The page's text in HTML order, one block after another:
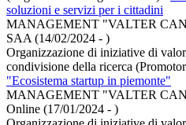
soluzioni e servizi per i cittadini
MANAGEMENT "VALTER
SAA (14/02/2024 - )
Organizzazione di iniziative di
condivisione della ricerca
"Ecosistema startup in piemonte"
MANAGEMENT "VALTER
Online (17/01/2024 - )